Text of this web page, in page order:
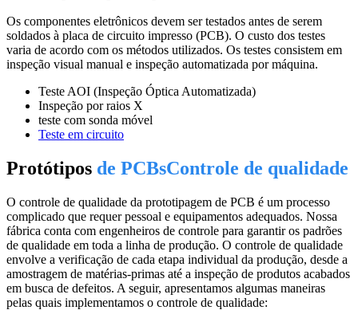
Os componentes eletrônicos devem ser testados antes de serem
soldados à placa de circuito impresso (PCB). O custo dos testes
varia de acordo com os métodos utilizados. Os testes consistem em
inspeção visual manual e inspeção automatizada por máquina.
Teste AOI (Inspeção Óptica Automatizada)
Inspeção por raios X
teste com sonda móvel
Teste em circuito
Protótipos de PCBsControle de qualidade
O controle de qualidade da prototipagem de PCB é um processo
complicado que requer pessoal e equipamentos adequados. Nossa
fábrica conta com engenheiros de controle para garantir os padrões
de qualidade em toda a linha de produção. O controle de qualidade
envolve a verificação de cada etapa individual da produção, desde a
amostragem de matérias-primas até a inspeção de produtos acabados
em busca de defeitos. A seguir, apresentamos algumas maneiras
pelas quais implementamos o controle de qualidade: